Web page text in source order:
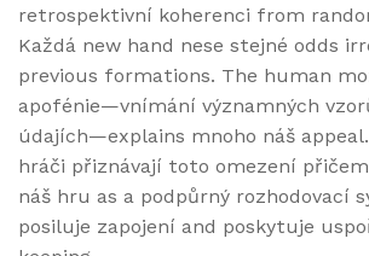
retrospektivní koherenci from
Každá new hand nese stejné odds
previous formations. The human
apofénie—vnímání významných
údajích—explains mnoho náš
hráči přiznávají toto omezení
náš hru as a podpůrný rozhodovací
posiluje zapojení and poskytuje